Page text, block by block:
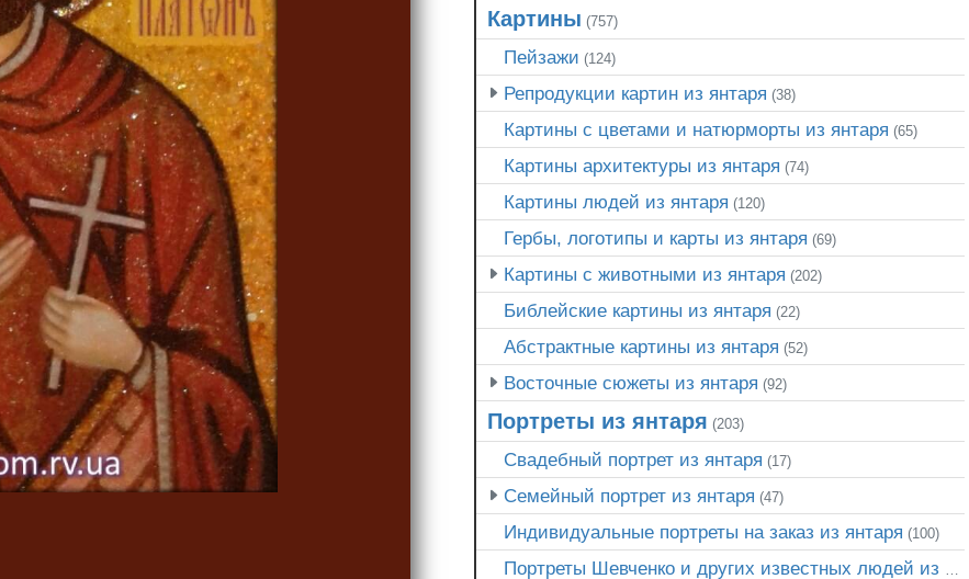
Картины (757)
Пейзажи (124)
Репродукции картин из янтаря (38)
Картины с цветами и натюрморты из янтаря (65)
Картины архитектуры из янтаря (74)
Картины людей из янтаря (120)
Гербы, логотипы и карты из янтаря (69)
Картины с животными из янтаря (202)
Библейские картины из янтаря (22)
Абстрактные картины из янтаря (52)
Восточные сюжеты из янтаря (92)
Портреты из янтаря (203)
Свадебный портрет из янтаря (17)
Семейный портрет из янтаря (47)
Индивидуальные портреты на заказ из янтаря (100)
Портреты Шевченко и других известных людей из янтаря